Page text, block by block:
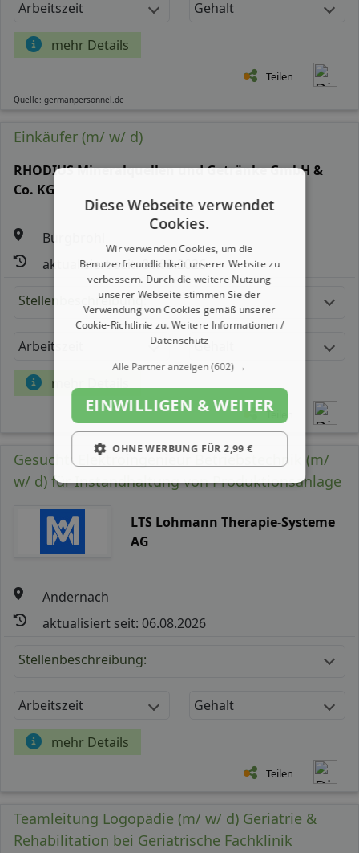
Arbeitszeit Gehalt
mehr Details
Teilen
Quelle: germanpersonnel.de
Einkäufer (m/ w/ d)
RHODIUS Mineralquellen und Getränke GmbH &
Co. KG
Burgbrohl
aktualisiert seit: 06.08.2026
Stellenbeschreibung:
Arbeitszeit Gehalt
mehr Details
Teilen
Gesucht: Elektroingenieur Betriebstechnik (m/
w/ d) für Instandhaltung von Produktionsanlage
LTS Lohmann Therapie-Systeme
AG
Andernach
aktualisiert seit: 06.08.2026
Stellenbeschreibung:
Arbeitszeit Gehalt
mehr Details
Teilen
Teamleitung Logopädie (m/ w/ d) Geriatrie &
Rehabilitation bei Geriatrische Fachklinik
Diese Webseite verwendet
Cookies.
Wir verwenden Cookies, um die
Benutzerfreundlichkeit unserer Website zu
verbessern. Durch die weitere Nutzung
unserer Webseite stimmen Sie der
Verwendung von Cookies gemäß unserer
Cookie-Richtlinie zu.Weitere Informationen /
Datenschutz
Alle Partner anzeigen(602) →
EINWILLIGEN & WEITER
OHNE WERBUNG FÜR 2,99 €